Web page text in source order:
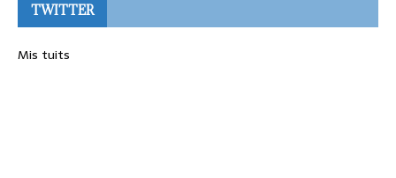
TWITTER
Mis tuits